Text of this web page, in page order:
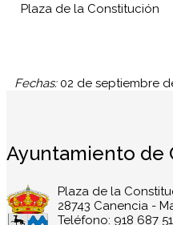
Plaza de la Constitución
Fechas: 02 de septiembre
Ayuntamiento de
Plaza de la
28743 Canencia -
Teléfono: 918 687